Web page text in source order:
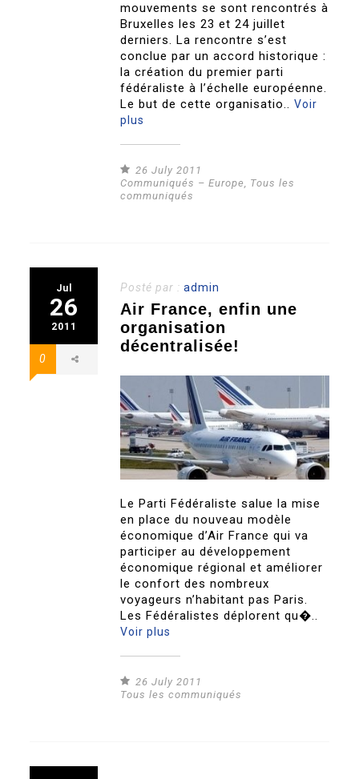
mouvements se sont rencontrés à
Bruxelles les 23 et 24 juillet
derniers. La rencontre s’est
conclue par un accord historique :
la création du premier parti
fédéraliste à l’échelle européenne.
Le but de cette organisatio..Voir
plus
26 July 2011
Communiqués – Europe, Tous les
communiqués
Jul
26
2011
0
Posté par :admin
Air France, enfin une
organisation
décentralisée!
Le Parti Fédéraliste salue la mise
en place du nouveau modèle
économique d’Air France qui va
participer au développement
économique régional et améliorer
le confort des nombreux
voyageurs n’habitant pas Paris.
Les Fédéralistes déplorent qu�..
Voir plus
26 July 2011
Tous les communiqués